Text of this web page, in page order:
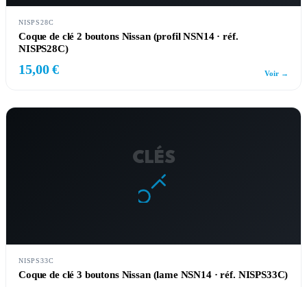
NISPS28C
Coque de clé 2 boutons Nissan (profil NSN14 · réf.
NISPS28C)
15,00 € Voir →
CLÉS
NISPS33C
Coque de clé 3 boutons Nissan (lame NSN14 · réf. NISPS33C)